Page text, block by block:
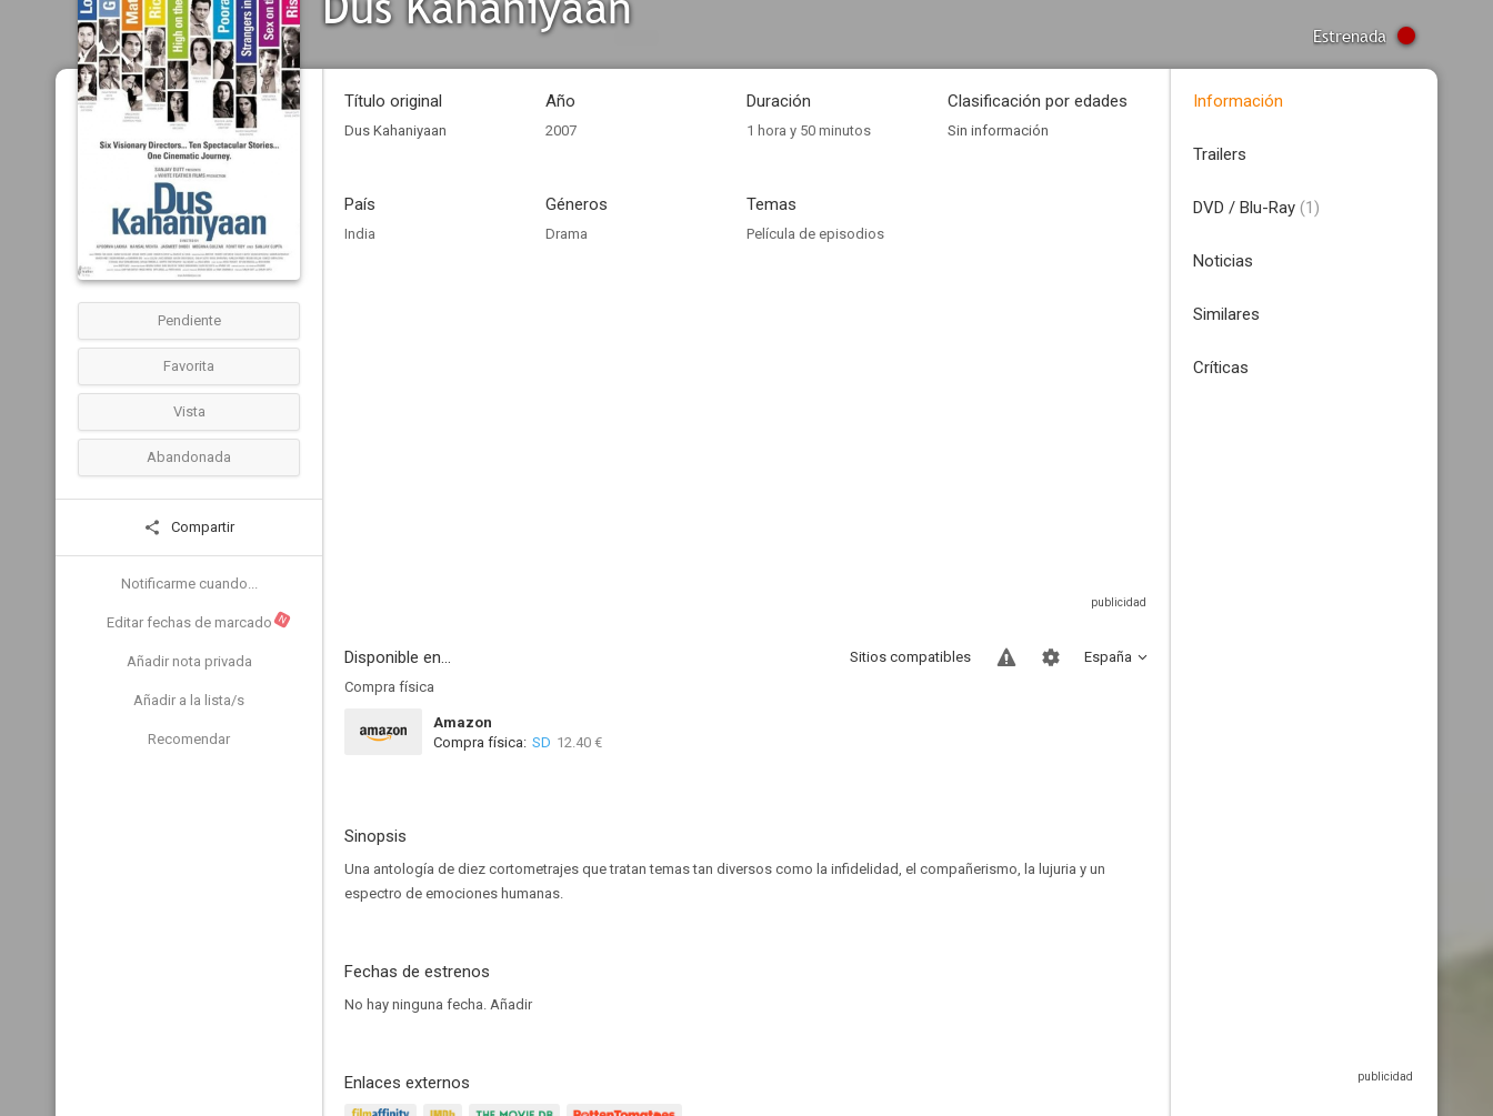
Estrenada
Pendiente
Favorita
Vista
Abandonada
Compartir
Notificarme cuando...
Editar fechas de marcado N
Añadir nota privada
Añadir a la lista/s
Recomendar
Título original
Dus Kahaniyaan
Año
2007
Duración
1 hora y 50 minutos
Clasificación por edades
Sin información
País
India
Géneros
Drama
Temas
Película de episodios
Disponible en... España
Sitios compatibles
Compra física
Amazon
Compra física: SD 12.40 €
Sinopsis
Una antología de diez cortometrajes que tratan temas tan diversos como la infidelidad, el compañerismo, la lujuria y un
espectro de emociones humanas.
Fechas de estrenos
No hay ninguna fecha. Añadir
Enlaces externos
Información
Trailers
DVD / Blu-Ray (1)
Noticias
Similares
Críticas